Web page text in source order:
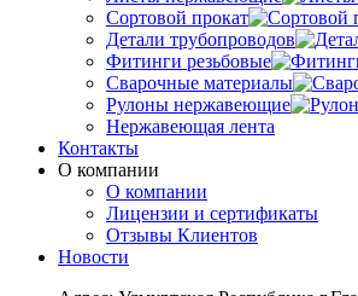
Сортовой прокат
Детали трубопроводов
Фитинги резьбовые
Сварочные материалы
Рулоны нержавеющие
Нержавеющая лента
Контакты
О компании
О компании
Лицензии и сертификаты
Отзывы Клиентов
Новости